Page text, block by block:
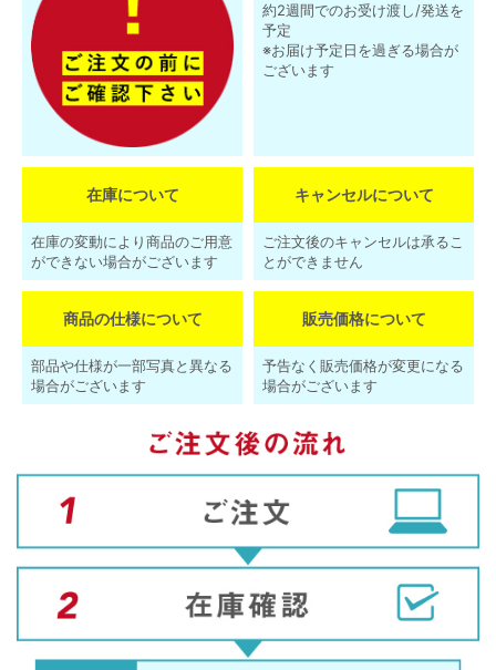
約2週間でのお受け渡し/発送を
予定
※お届け予定日を過ぎる場合が
ございます
在庫について
在庫の変動により商品のご用意
ができない場合がございます
キャンセルについて
ご注文後のキャンセルは承るこ
とができません
商品の仕様について
部品や仕様が一部写真と異なる
場合がございます
販売価格について
予告なく販売価格が変更になる
場合がございます